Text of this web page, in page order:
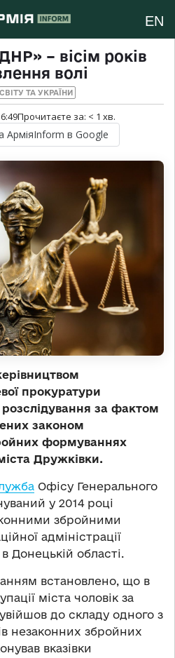
EN
– вісім років
волі
ТА УКРАЇНИ
Прочитаєте за: < 1 хв.
АрміяInform в Google
прокуратури
за фактом
законом
формуваннях
Дружківки.
Офісу Генерального
у 2014 році
збройними
адміністрації
Донецькій області.
встановлено, що в
міста чоловік за
до складу одного з
незаконних збройних
вказівки